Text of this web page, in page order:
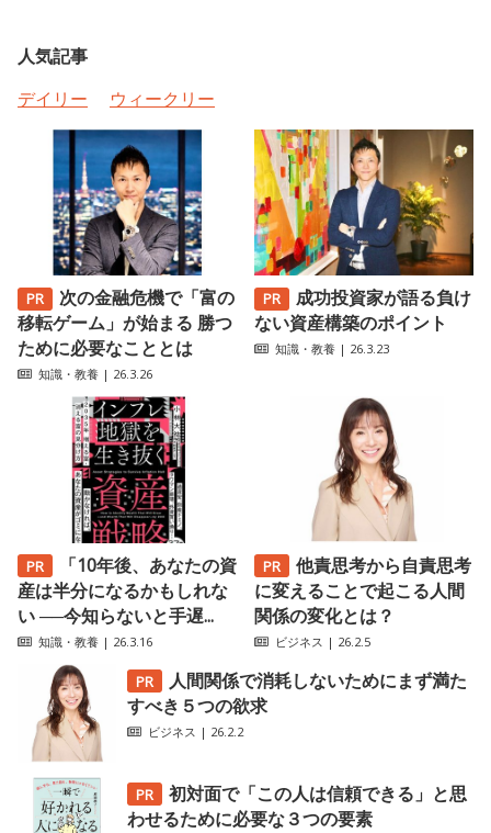
人気記事
デイリー
ウィークリー
次の金融危機で「富の
移転ゲーム」が始まる 勝つ
ために必要なこととは
知識・教養 | 26.3.26
成功投資家が語る負け
ない資産構築のポイント
知識・教養 | 26.3.23
「10年後、あなたの資
産は半分になるかもしれな
い ──今知らないと手遅...
知識・教養 | 26.3.16
他責思考から自責思考
に変えることで起こる人間
関係の変化とは？
ビジネス | 26.2.5
人間関係で消耗しないためにまず満た
すべき５つの欲求
ビジネス | 26.2.2
初対面で「この人は信頼できる」と思
わせるために必要な３つの要素